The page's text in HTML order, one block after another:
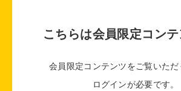
こちらは会員限定コン
会員限定コンテンツをご覧いただ
ログインが必要です。